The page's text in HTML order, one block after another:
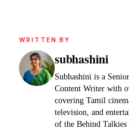
WRITTEN BY
subhashini
Subhashini is a
Content Writer with
covering Tamil
television, and
of the Behind Talkies